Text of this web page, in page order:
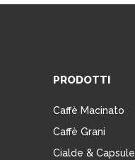
PRODOTTI
Caffè Macinato
Caffè Grani
Cialde & Capsule